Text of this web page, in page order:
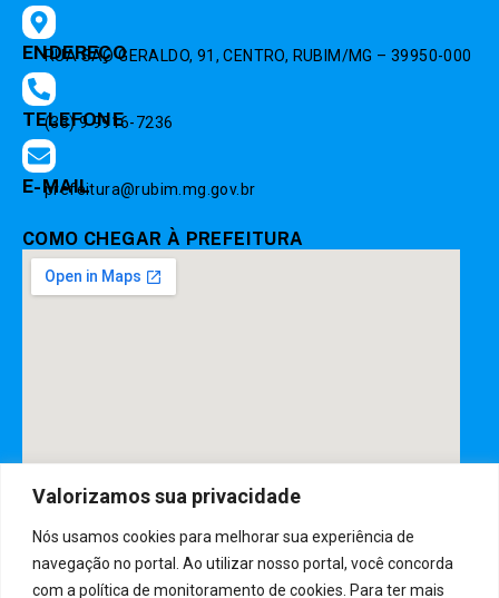
Valorizamos sua privacidade
Nós usamos cookies para melhorar sua experiência de
navegação no portal. Ao utilizar nosso portal, você concorda
com a política de monitoramento de cookies. Para ter mais
ENDEREÇO
RUA SÃO GERALDO, 91, CENTRO, RUBIM/MG – 39950-000
TELEFONE
(33) 9 9916-7236
E-MAIL
prefeitura@rubim.mg.gov.br
COMO CHEGAR À PREFEITURA
DESENVOLVIDO POR CR2
Muito mais quecriar siteousistema para prefeituras ! Realizamos